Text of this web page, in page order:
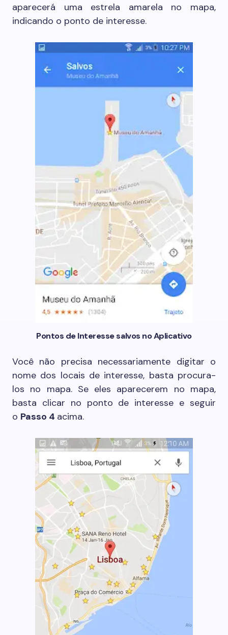
aparecerá uma estrela amarela no mapa,
indicando o ponto de interesse.
Pontos de Interesse salvos no Aplicativo
Você não precisa necessariamente digitar o
nome dos locais de interesse, basta procura-
los no mapa. Se eles aparecerem no mapa,
basta clicar no ponto de interesse e seguir
o Passo 4 acima.